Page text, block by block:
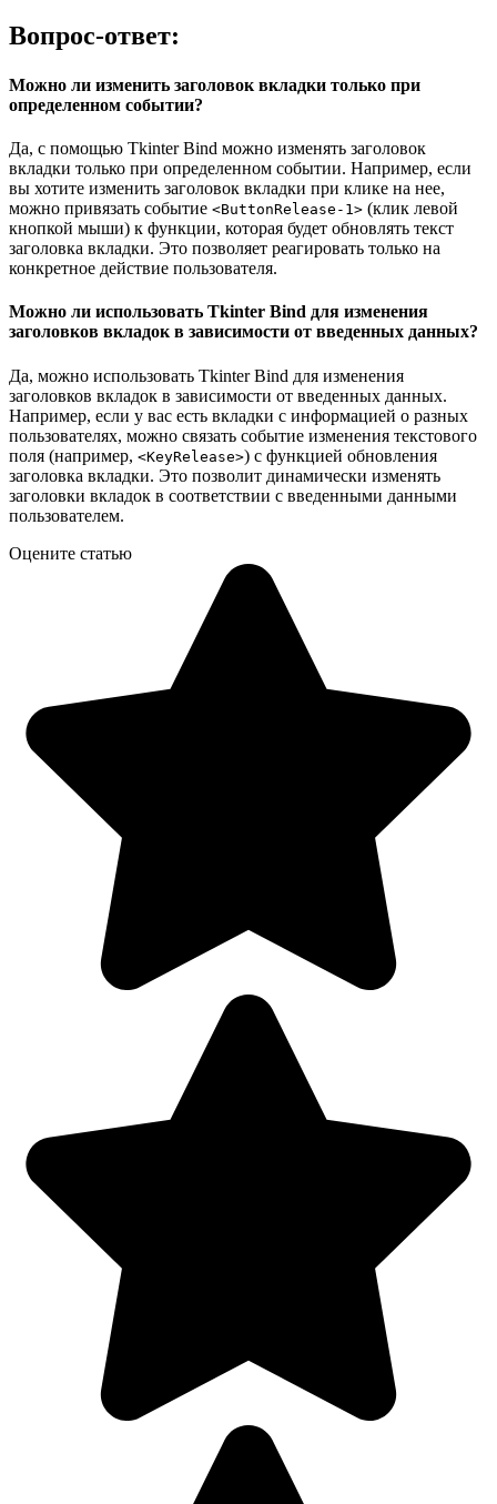
Вопрос-ответ:
Можно ли изменить заголовок вкладки только при
определенном событии?
Да, с помощью Tkinter Bind можно изменять заголовок
вкладки только при определенном событии. Например, если
вы хотите изменить заголовок вкладки при клике на нее,
можно привязать событие <ButtonRelease-1> (клик левой
кнопкой мыши) к функции, которая будет обновлять текст
заголовка вкладки. Это позволяет реагировать только на
конкретное действие пользователя.
Можно ли использовать Tkinter Bind для изменения
заголовков вкладок в зависимости от введенных данных?
Да, можно использовать Tkinter Bind для изменения
заголовков вкладок в зависимости от введенных данных.
Например, если у вас есть вкладки с информацией о разных
пользователях, можно связать событие изменения текстового
поля (например, <KeyRelease>) с функцией обновления
заголовка вкладки. Это позволит динамически изменять
заголовки вкладок в соответствии с введенными данными
пользователем.
Оцените статью